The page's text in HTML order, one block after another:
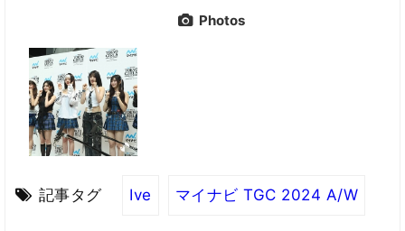
Photos
記事タグ Ive マイナビ TGC 2024 A/W